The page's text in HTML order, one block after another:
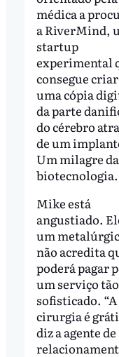
médica a
a RiverMind,
startup
experimental
consegue criar
uma cópia
da parte
do cérebro
de um
Um milagre da
biotecnologia.
Mike está
angustiado.
um
não acredita
poderá pagar
um serviço tão
sofisticado. “A
cirurgia é
diz a agente de